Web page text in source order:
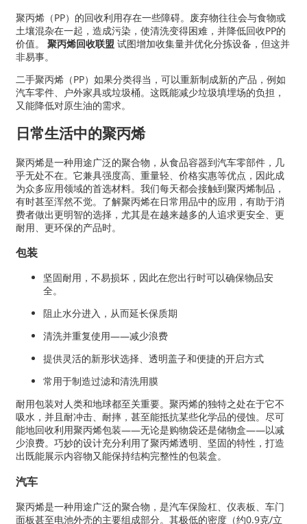
聚丙烯（PP）的回收利用存在一些障碍。废弃物往往会与食物或
土壤混杂在一起，造成污染，使清洗变得困难，并降低回收PP的
价值。 聚丙烯回收联盟 试图增加收集量并优化分拣设备，但这并
非易事。
二手聚丙烯（PP）如果分类得当，可以重新制成新的产品，例如
汽车零件、户外家具或垃圾桶。这既能减少垃圾填埋场的负担，
又能降低对原生油的需求。
日常生活中的聚丙烯
聚丙烯是一种用途广泛的聚合物，从食品容器到汽车零部件，几
乎无处不在。它兼具强度高、重量轻、价格实惠等优点，因此成
为众多应用领域的首选材料。我们每天都会接触到聚丙烯制品，
有时甚至浑然不觉。了解聚丙烯在日常用品中的应用，有助于消
费者做出更明智的选择，尤其是在越来越多的人追求更安全、更
耐用、更环保的产品时。
包装
坚固耐用，不易损坏，因此在您出行时可以确保物品安
全。
阻止水分进入，从而延长保质期
清洗并重复使用——减少浪费
提供灵活的新形状选择、透明盖子和便捷的开启方式
常用于制造过滤和清洗用膜
耐用包装对人类和地球都至关重要。聚丙烯的独特之处在于它不
吸水，并且耐冲击、耐摔，甚至能抵抗某些化学品的侵蚀。尽可
能地回收利用聚丙烯包装——无论是购物袋还是储物盒——以减
少浪费。巧妙的设计充分利用了聚丙烯透明、坚固的特性，打造
出既能展示内容物又能保持结构完整性的包装盒。
汽车
聚丙烯是一种用途广泛的聚合物，是汽车保险杠、仪表板、车门
面板甚至电池外壳的主要组成部分。其极低的密度（约0.9克/立